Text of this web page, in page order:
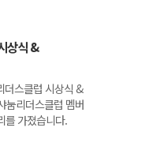
상식 &
더스클럽 시상식 &
눔리더스클럽 멤버
를 가졌습니다.